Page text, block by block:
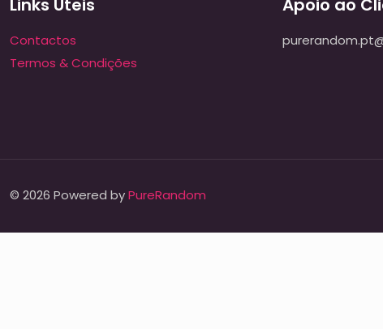
Links Úteis
Contactos
Termos & Condições
Apoio ao
© 2026 Powered byPureRandom